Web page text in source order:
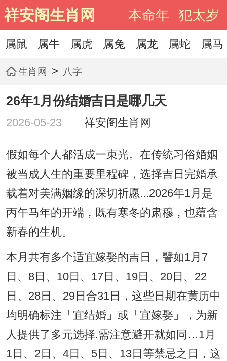
祥安阁生肖网 本命年 犯太岁
属鼠 属牛 属虎 属兔 属龙 属蛇 属马
生肖网 > 八字
26年1月份结婚吉日是哪几天
2026-05-23 祥安阁生肖网
假如每个人都活成一束光。在传统习俗婚姻
被当成人生的重要里程碑，选择吉日完婚承
载着对美满姻缘的深切祈愿...2026年1月是
丙午马年的开端，既有寒冬的肃穆，也蕴含
新春的生机。
本月共有多个适宜嫁娶的吉日，譬如1月7
日、8日、10日、17日、19日、20日、22
日、28日、29日合31日，这些日期在黄历中
均明确标注「宜结婚」或「宜嫁娶」，为新
人提供了多元选择.需注意避开就如同…1月
1日、2日、4日、5日、13日等禁忌之日，这